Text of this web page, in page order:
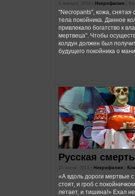
Некрофилия
"Necropants", кожа, снятая
тела покойника. Данное
привлекало богатство к
мертвеца". Чтобы
колдун должен был
будущего покойника о
Русская смерть
15 июня, 2013 | Некрофилия
«А вдоль дороги мертвые
стоят, и гроб с покойничком
летает, и тишина!» Ехал